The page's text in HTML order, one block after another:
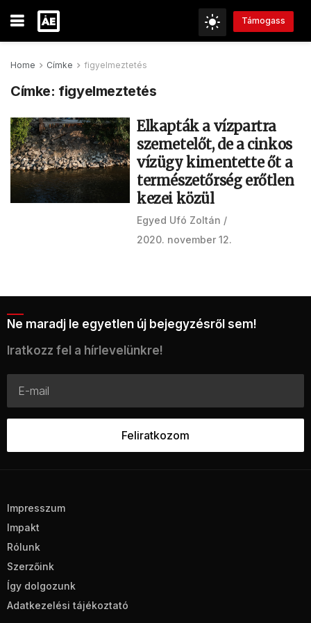
Támogass
Home Címke figyelmeztetés
Címke: figyelmeztetés
Elkapták a vízpartra
szemetelőt, de a cinkos
vízügy kimentette őt a
természetőrség erőtlen
kezei közül
Egyed Ufó Zoltán
2020. november 12.
Ne maradj le egyetlen új bejegyzésről sem!
Iratkozz fel a hírlevelünkre!
Impresszum
Impakt
Rólunk
Szerzőink
Így dolgozunk
Adatkezelési tájékoztató